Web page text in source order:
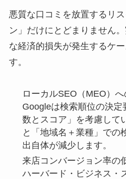
悪質な口コミを放置するリ
ン」だけにとどまりません
な経済的損失が発生するケ
す。
ローカルSEO（MEO）へ
Googleは検索順位の決
数とスコア」を考慮して
と「地域名＋業種」での
出自体が減少します。
来店コンバージョン率の
ハーバード・ビジネス・